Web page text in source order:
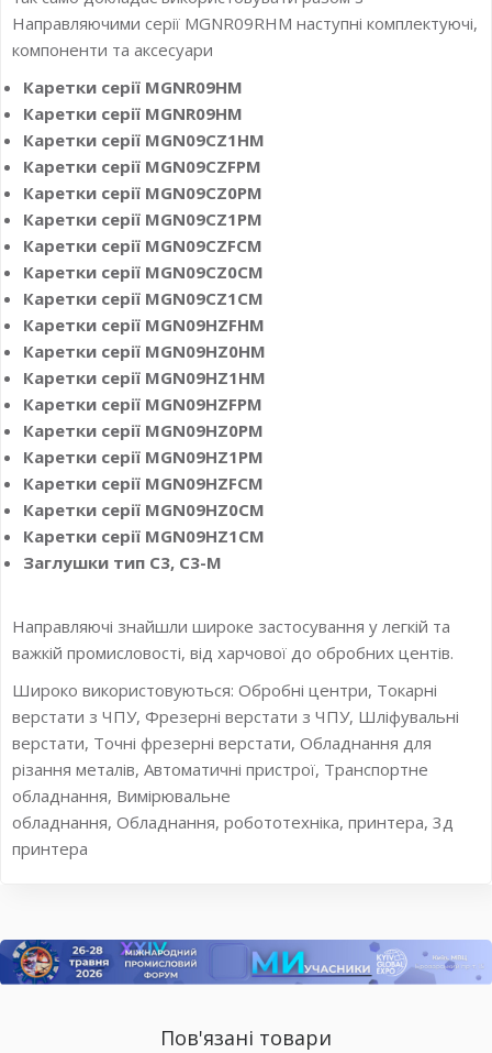
Направляючими серії MGNR09RHM наступні комплектуючі,
компоненти та аксесуари
Каретки серії MGNR09HM
Каретки серії MGNR09HM
Каретки серії MGN09CZ1HM
Каретки серії MGN09CZFPM
Каретки серії MGN09CZ0PM
Каретки серії MGN09CZ1PM
Каретки серії MGN09CZFCM
Каретки серії MGN09CZ0CM
Каретки серії MGN09CZ1CM
Каретки серії MGN09HZFHM
Каретки серії MGN09HZ0HM
Каретки серії MGN09HZ1HM
Каретки серії MGN09HZFPM
Каретки серії MGN09HZ0PM
Каретки серії MGN09HZ1PM
Каретки серії MGN09HZFCM
Каретки серії MGN09HZ0CM
Каретки серії MGN09HZ1CM
Заглушки тип С3, С3-М
Направляючі знайшли широке застосування у легкій та
важкій промисловості, від харчової до обробних центів.
Широко використовуються: Обробні центри, Токарні
верстати з ЧПУ, Фрезерні верстати з ЧПУ, Шліфувальні
верстати, Точні фрезерні верстати, Обладнання для
різання металів, Автоматичні пристрої, Транспортне
обладнання, Вимірювальне
обладнання, Обладнання, робототехніка, принтера, 3д
принтера
Пов'язані товари